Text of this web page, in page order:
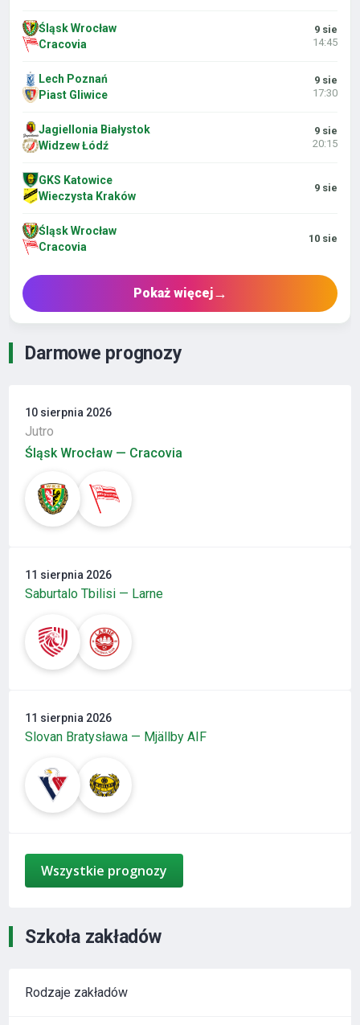
Śląsk Wrocław
Cracovia
9 sie
14:45
Lech Poznań
Piast Gliwice
9 sie
17:30
Jagiellonia Białystok
Widzew Łódź
9 sie
20:15
GKS Katowice
Wieczysta Kraków
9 sie
Śląsk Wrocław
Cracovia
10 sie
Pokaż więcej→
Darmowe prognozy
10 sierpnia 2026
Jutro
Śląsk Wrocław — Cracovia
11 sierpnia 2026
Saburtalo Tbilisi — Larne
11 sierpnia 2026
Slovan Bratysława — Mjällby AIF
Wszystkie prognozy
Szkoła zakładów
Rodzaje zakładów